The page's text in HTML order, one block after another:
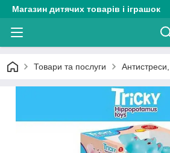
Магазин дитячих товарів і іграшок
Товари та послуги Антистреси,